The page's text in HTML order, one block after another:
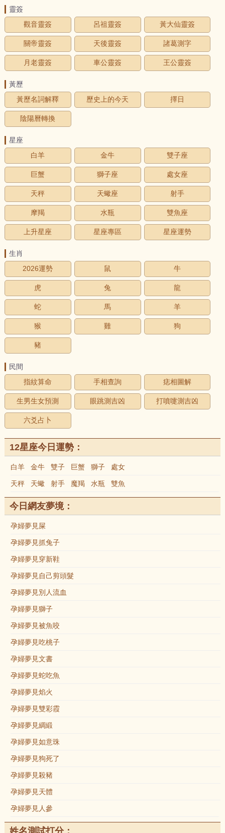
靈簽
觀音靈簽
呂祖靈簽 黃大仙靈簽
關帝靈簽 天後靈簽 諸葛測字
月老靈簽 車公靈簽 王公靈簽
黃歷
黃歷名詞解釋
歷史上的今天 擇日
陰陽曆轉換
星座
白羊
金牛 雙子座
巨蟹 獅子座 處女座
天秤 天蠍座 射手
摩羯 水瓶 雙魚座
上升星座 星座專區 星座運勢
生肖
2026運勢
鼠 牛
虎 兔 龍
蛇 馬 羊
猴 雞 狗
豬
民間
指紋算命
手相查詢 痣相圖解
生男生女預測 眼跳測吉凶 打噴嚏測吉凶
六爻占卜
12星座今日運勢：
白羊 金牛 雙子 巨蟹 獅子 處女
天秤 天蠍 射手 魔羯 水瓶 雙魚
今日網友夢境：
孕婦夢見屎
孕婦夢見抓兔子
孕婦夢見穿新鞋
孕婦夢見自己剪頭髮
孕婦夢見別人流血
孕婦夢見獅子
孕婦夢見被魚咬
孕婦夢見吃桃子
孕婦夢見文書
孕婦夢見蛇吃魚
孕婦夢見焰火
孕婦夢見雙彩霞
孕婦夢見綢緞
孕婦夢見如意珠
孕婦夢見狗死了
孕婦夢見殺豬
孕婦夢見天體
孕婦夢見人參
姓名測試打分：